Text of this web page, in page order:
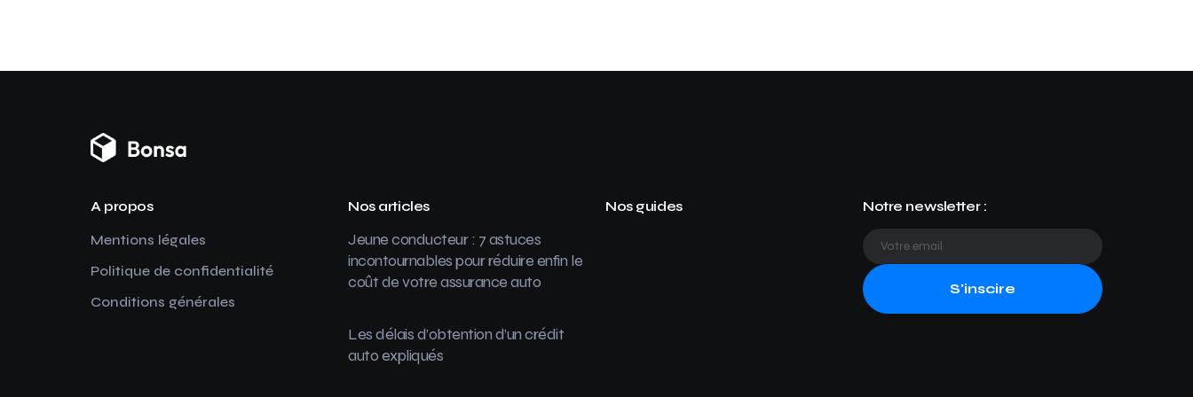
A propos
Mentions légales
Politique de confidentialité
Conditions générales
Nos articles
Jeune conducteur : 7 astuces
incontournables pour réduire enfin le
coût de votre assurance auto
Les délais d’obtention d’un crédit
auto expliqués
Nos guides Notre newsletter :
S'inscire